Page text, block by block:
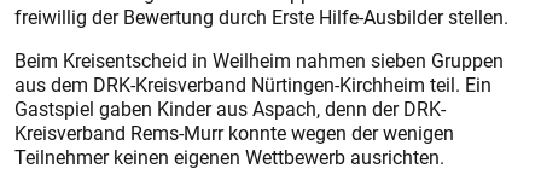
freiwillig der Bewertung durch Erste Hilfe-Ausbilder stellen.
Beim Kreisentscheid in Weilheim nahmen sieben Gruppen
aus dem DRK-Kreisverband Nürtingen-Kirchheim teil. Ein
Gastspiel gaben Kinder aus Aspach, denn der DRK-
Kreisverband Rems-Murr konnte wegen der wenigen
Teilnehmer keinen eigenen Wettbewerb ausrichten.